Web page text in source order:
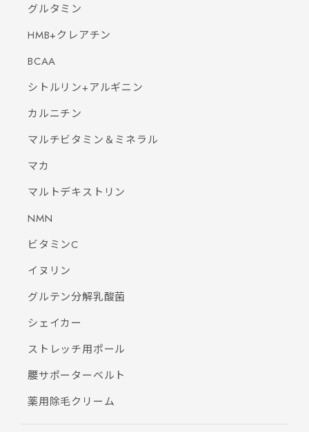
グルタミン
HMB+クレアチン
BCAA
シトルリン+アルギニン
カルニチン
マルチビタミン＆ミネラル
マカ
マルトデキストリン
NMN
ビタミンC
イヌリン
グルテン分解乳酸菌
シェイカー
ストレッチ用ポール
腰サポーターベルト
薬用除毛クリーム